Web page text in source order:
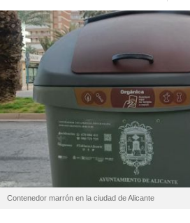
Contenedor marrón en la ciudad de Alicante